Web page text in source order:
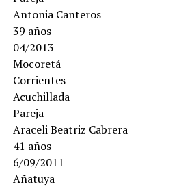
Antonia Canteros
39 años
04/2013
Mocoretá
Corrientes
Acuchillada
Pareja
Araceli Beatriz Cabrera
41 años
6/09/2011
Añatuya